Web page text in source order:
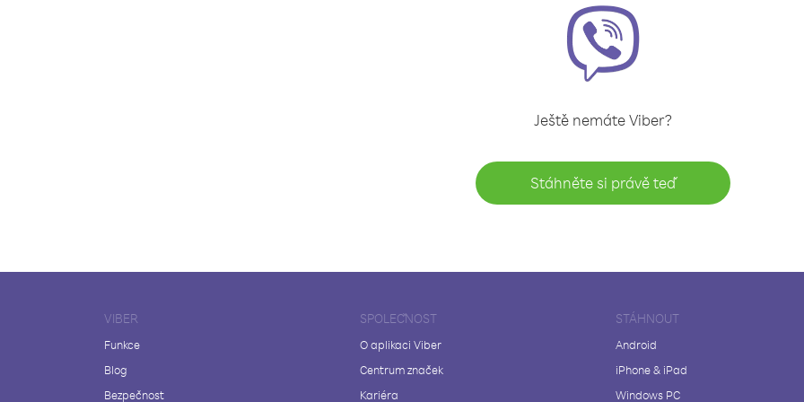
Ještě nemáte Viber?
Stáhněte si právě teď
VIBER
Funkce
Blog
Bezpečnost
SPOLEČNOST
O aplikaci Viber
Centrum značek
Kariéra
STÁHNOUT
Android
iPhone & iPad
Windows PC